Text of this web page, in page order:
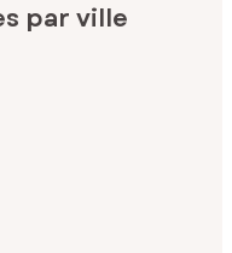
par ville